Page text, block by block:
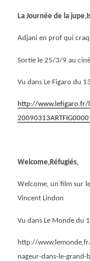
La Journée de la
Adjani en prof qui
Sortie le 25/3/9 au
Vu dans Le Figaro du
http://
Welcome,Réfugiés,
Welcome, un film sur
Vincent Lindon
Vu dans Le Monde du
http://
nageur-dans-le-grand-